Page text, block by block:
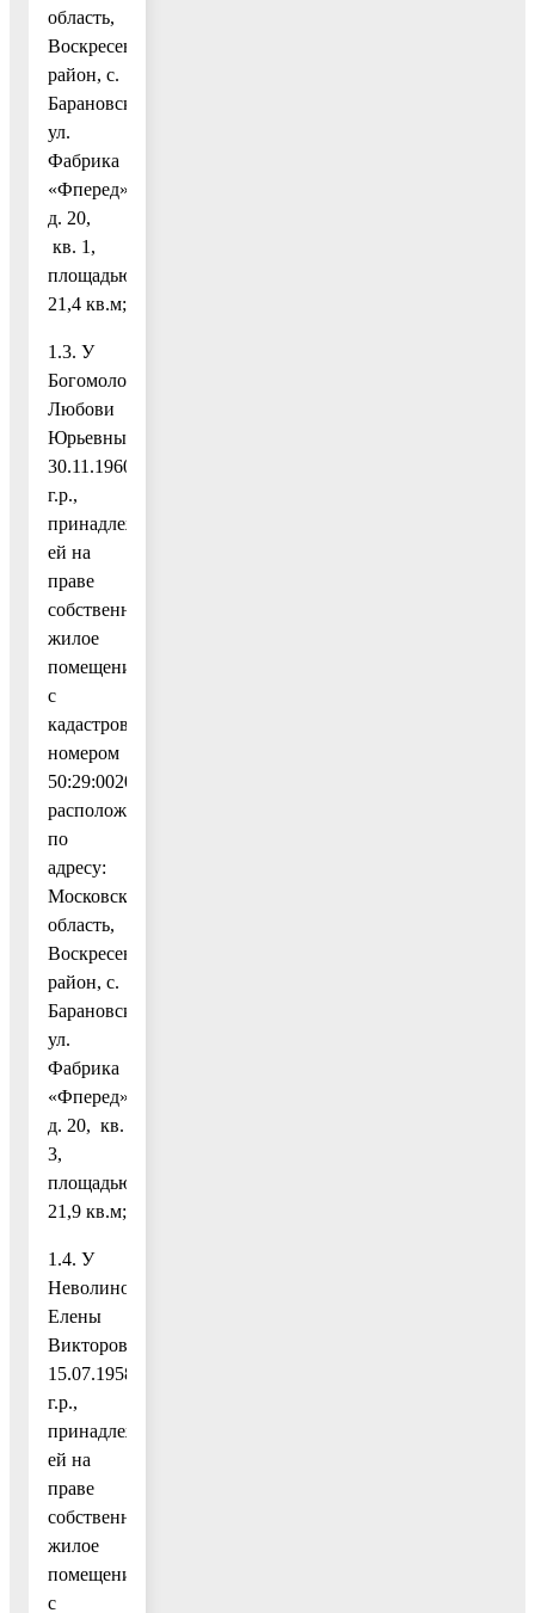
область,
Воскресенский
район, с.
Барановское,
ул.
Фабрика
«Фперед»,
д. 20,
кв. 1,
площадью
21,4 кв.м;
1.3. У
Богомоловой
Любови
Юрьевны,
30.11.1960
г.р.,
принадлежащее
ей на
праве
собственности
жилое
помещение
с
кадастровым
номером
50:29:0020305:1233,
расположенное
по
адресу:
Московская
область,
Воскресенский
район, с.
Барановское,
ул.
Фабрика
«Фперед»,
д. 20, кв.
3,
площадью
21,9 кв.м;
1.4. У
Неволиной
Елены
Викторовны,
15.07.1958
г.р.,
принадлежащее
ей на
праве
собственности
жилое
помещение
с